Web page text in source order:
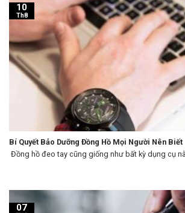
Bí Quyết Bảo Dưỡng Đồng Hồ Mọi Người Nên Biết
Đồng hồ đeo tay cũng giống như bất kỳ dụng cụ
10
Th8
07